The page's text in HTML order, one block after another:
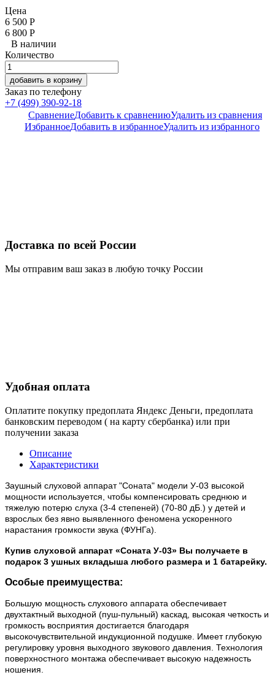
Цена
6 500 Р
6 800 Р
В наличии
Количество
добавить в корзину
Заказ по телефону
+7 (499) 390-92-18
СравнениеДобавить к сравнениюУдалить из сравнения
ИзбранноеДобавить в избранноеУдалить из избранного
Доставка по всей России
Мы отправим ваш заказ в любую точку России
Удобная оплата
Оплатите покупку предоплата Яндекс Деньги, предоплата
банковским переводом ( на карту сбербанка) или при
получении заказа
Описание
Характеристики
Заушный слуховой аппарат "Соната" модели У-03 высокой
мощности используется, чтобы компенсировать среднюю и
тяжелую потерю слуха (3-4 степеней) (70-80 дБ.) у детей и
взрослых без явно выявленного феномена ускоренного
нарастания громкости звука (ФУНГа).
Купив слуховой аппарат «Соната У-03» Вы получаете в
подарок 3 ушных вкладыша любого размера и 1 батарейку.
Особые преимущества:
Большую мощность слухового аппарата обеспечивает
двухтактный выходной (пуш-пульный) каскад, высокая четкость и
громкость восприятия достигается благодаря
высокочувствительной индукционной подушке. Имеет глубокую
регулировку уровня выходного звукового давления. Технология
поверхностного монтажа обеспечивает высокую надежность
ношения.